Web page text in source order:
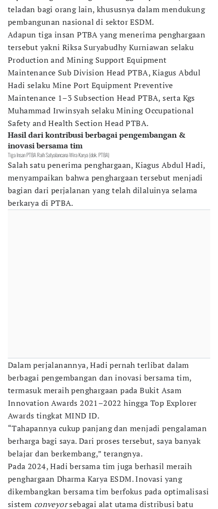
teladan bagi orang lain, khususnya dalam mendukung
pembangunan nasional di sektor ESDM.
Adapun tiga insan PTBA yang menerima penghargaan
tersebut yakni Riksa Suryabudhy Kurniawan selaku
Production and Mining Support Equipment
Maintenance Sub Division Head PTBA, Kiagus Abdul
Hadi selaku Mine Port Equipment Preventive
Maintenance 1–3 Subsection Head PTBA, serta Kgs
Muhammad Irwinsyah selaku Mining Occupational
Safety and Health Section Head PTBA.
Hasil dari kontribusi berbagai pengembangan &
inovasi bersama tim
Tiga Insan PTBA Raih Satyalancana Wira Karya (dok. PTBA)
Salah satu penerima penghargaan, Kiagus Abdul Hadi,
menyampaikan bahwa penghargaan tersebut menjadi
bagian dari perjalanan yang telah dilaluinya selama
berkarya di PTBA.
Dalam perjalanannya, Hadi pernah terlibat dalam
berbagai pengembangan dan inovasi bersama tim,
termasuk meraih penghargaan pada Bukit Asam
Innovation Awards 2021–2022 hingga Top Explorer
Awards tingkat MIND ID.
“Tahapannya cukup panjang dan menjadi pengalaman
berharga bagi saya. Dari proses tersebut, saya banyak
belajar dan berkembang,” terangnya.
Pada 2024, Hadi bersama tim juga berhasil meraih
penghargaan Dharma Karya ESDM. Inovasi yang
dikembangkan bersama tim berfokus pada optimalisasi
sistem conveyorsebagai alat utama distribusi batu